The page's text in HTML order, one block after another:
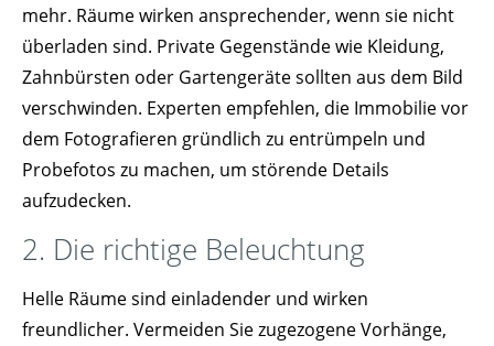
mehr. Räume wirken ansprechender, wenn sie nicht
überladen sind. Private Gegenstände wie Kleidung,
Zahnbürsten oder Gartengeräte sollten aus dem Bild
verschwinden. Experten empfehlen, die Immobilie vor
dem Fotografieren gründlich zu entrümpeln und
Probefotos zu machen, um störende Details
aufzudecken.
2. Die richtige Beleuchtung
Helle Räume sind einladender und wirken
freundlicher. Vermeiden Sie zugezogene Vorhänge,